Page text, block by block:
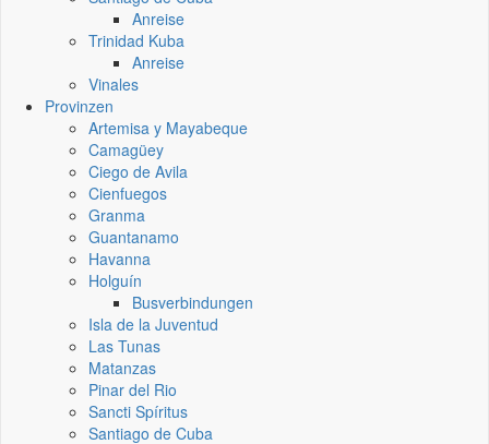
Anreise
Trinidad Kuba
Anreise
Vinales
Provinzen
Artemisa y Mayabeque
Camagüey
Ciego de Avila
Cienfuegos
Granma
Guantanamo
Havanna
Holguín
Busverbindungen
Isla de la Juventud
Las Tunas
Matanzas
Pinar del Rio
Sancti Spíritus
Santiago de Cuba